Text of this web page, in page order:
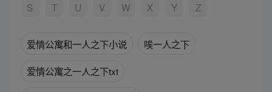
S
T U V W X Y Z
爱情公寓和一人之下小说 唉一人之下
爱情公寓之一人之下txt